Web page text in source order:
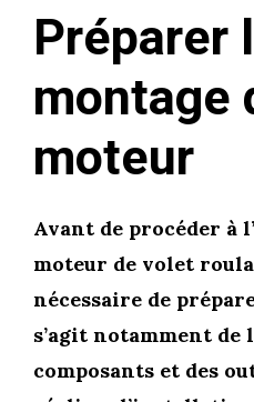
Préparer
montage
moteur
Avant de procéder à
moteur de volet
nécessaire de
s’agit notamment
composants et des